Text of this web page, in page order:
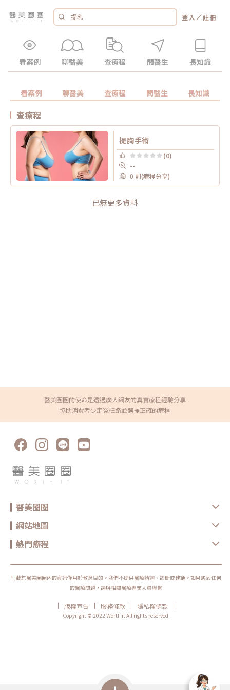
登入 ／註冊
看案例 聊醫美 查療程 問醫生 長知識
看案例 聊醫美 查療程 問醫生 長知識
查療程
提胸手術
(0)
--
0 則(療程分享)
已無更多資料
醫美圈圈的使命是透過廣大網友的真實療程經驗分享
協助消費者少走冤枉路並選擇正確的療程
醫美圈圈
網站地圖
熱門療程
刊載於醫美圈圈內的資訊僅用於教育目的。我們不提供醫療諮詢、診斷或建議。如果遇到任何
的醫療問題，請與相關醫療專業人員聯繫
| 版權宣告 | 服務條款 | 隱私權條款
|
Copyright © 2022 Worth it All rights reserved.